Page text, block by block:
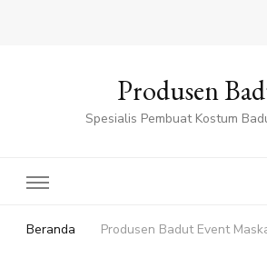
Produsen
Spesialis Pembuat Kostum
Beranda Produsen Badut Event